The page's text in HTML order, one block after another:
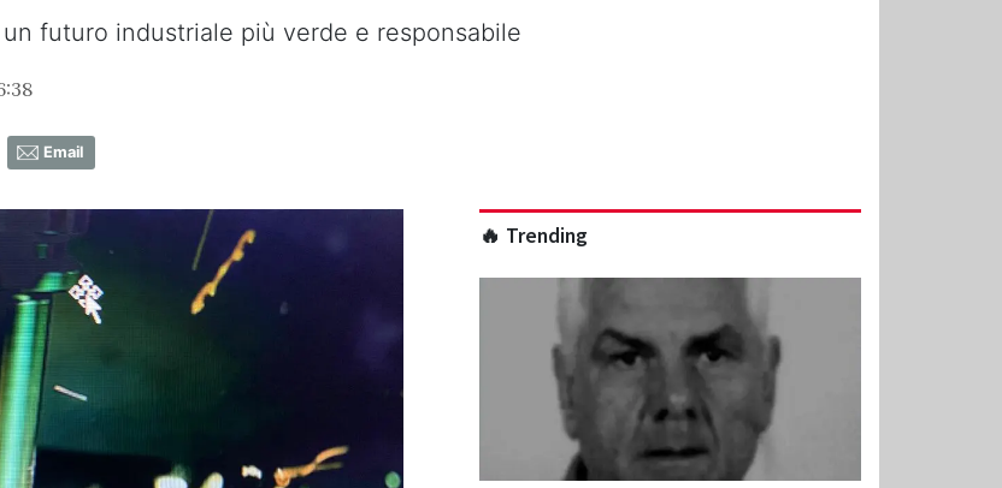
futuro industriale più verde e responsabile
Email
🔥 Trending